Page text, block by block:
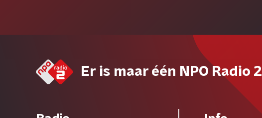
Er is maar één NPO Radio 2